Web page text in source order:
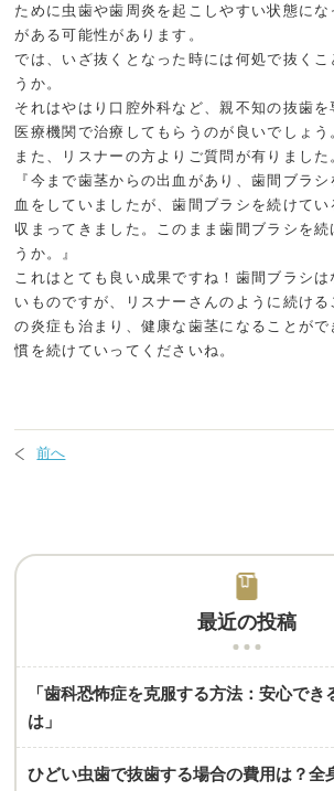
ために虫歯や歯周炎を起こしやすい状態に
がある可能性があります。
では、いざ抜くとなった時には何処で抜くこ
うか。
それはやはり口腔外科など、親不知の抜歯
医療機関で治療してもらうのが良いでしょう
また、リスナーの方よりご質問が有りました
『今まで歯茎からの出血があり、歯間ブラ
血をしていましたが、歯間ブラシを続けて
収まってきました。このまま歯間ブラシを続
うか。』
これはとても良い成果ですね！歯間ブラシ
いものですが、リスナーさんのように続け
の炎症も治まり、健康な歯茎になることが
慣を続けていってくださいね。
前へ
最近の投稿
「歯科恐怖症を克服する方法：安心でき
は」
ひどい虫歯で抜歯する場合の費用は？全